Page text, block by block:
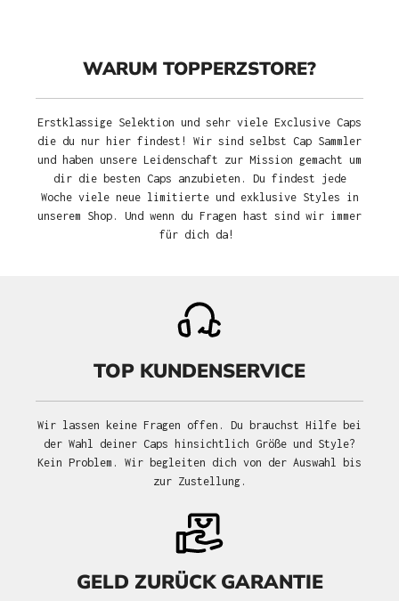
WARUM TOPPERZSTORE?
Erstklassige Selektion und sehr viele Exclusive Caps
die du nur hier findest! Wir sind selbst Cap Sammler
und haben unsere Leidenschaft zur Mission gemacht um
dir die besten Caps anzubieten. Du findest jede
Woche viele neue limitierte und exklusive Styles in
unserem Shop. Und wenn du Fragen hast sind wir immer
für dich da!
TOP KUNDENSERVICE
Wir lassen keine Fragen offen. Du brauchst Hilfe bei
der Wahl deiner Caps hinsichtlich Größe und Style?
Kein Problem. Wir begleiten dich von der Auswahl bis
zur Zustellung.
GELD ZURÜCK GARANTIE